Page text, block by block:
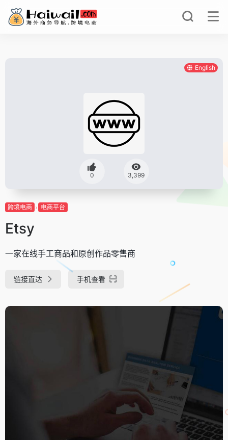
English
0 3,399
跨境电商 电商平台
Etsy
一家在线手工商品和原创作品零售商
链接直达 手机查看